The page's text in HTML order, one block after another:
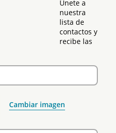
Únete a
nuestra
lista de
contactos y
recibe las
Cambiar imagen